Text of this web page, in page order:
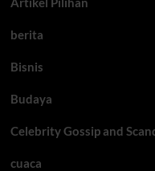
berita
Bisnis
Budaya
Celebrity Gossip and
cuaca